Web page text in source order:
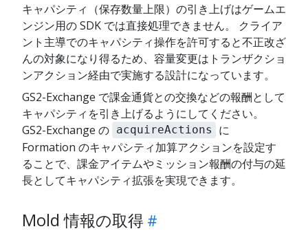
キャパシティ（保存数量上限）の引き上げはゲームエ
ンジン用の SDK では直接処理できません。 クライア
ント主導でのキャパシティ操作を許可すると不正改ざ
んの対象になり得るため、容量変更はトランザクショ
ンアクション経由で実施する設計になっています。
GS2-Exchange で課金通貨との交換などの報酬として
キャパシティを引き上げるようにしてください。
GS2-Exchange の acquireActions
に
Formation のキャパシティ加算アクションを設定す
ることで、課金アイテムやミッション報酬の付与の延
長としてキャパシティ拡張を実現できます。
Mold 情報の取得